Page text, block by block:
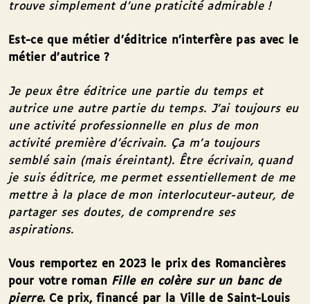
trouve simplement d’une praticité admirable !
Est-ce que métier d’éditrice n’interfère pas avec le
métier d’autrice ?
Je peux être éditrice une partie du temps et
autrice une autre partie du temps. J’ai toujours eu
une activité professionnelle en plus de mon
activité première d’écrivain. Ça m’a toujours
semblé sain (mais éreintant). Être écrivain, quand
je suis éditrice, me permet essentiellement de me
mettre à la place de mon interlocuteur-auteur, de
partager ses doutes, de comprendre ses
aspirations.
Vous remportez en 2023 le prix des Romancières
pour votre roman Fille en colère sur un banc de
pierre. Ce prix, financé par la Ville de Saint-Louis